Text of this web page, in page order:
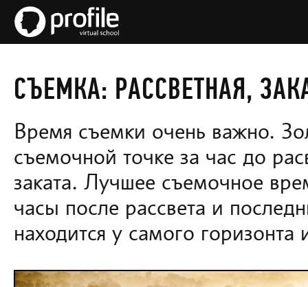
СЪЕМКА: РАССВЕТНАЯ,
Время съемки очень важно.
съемочной точке за час до
заката. Лучшее съемочное
часы после рассвета и
находится у самого